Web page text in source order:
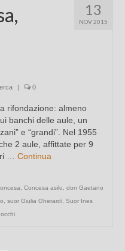
13
NOV 2015
| 0
rifondazione: almeno
banchi delle aule, un
e “grandi”. Nel 1955
2 aule, affittate per 9
… Continua
Concesa asilo
don Gaetano
suor Giulia Gherardi Suor Ines